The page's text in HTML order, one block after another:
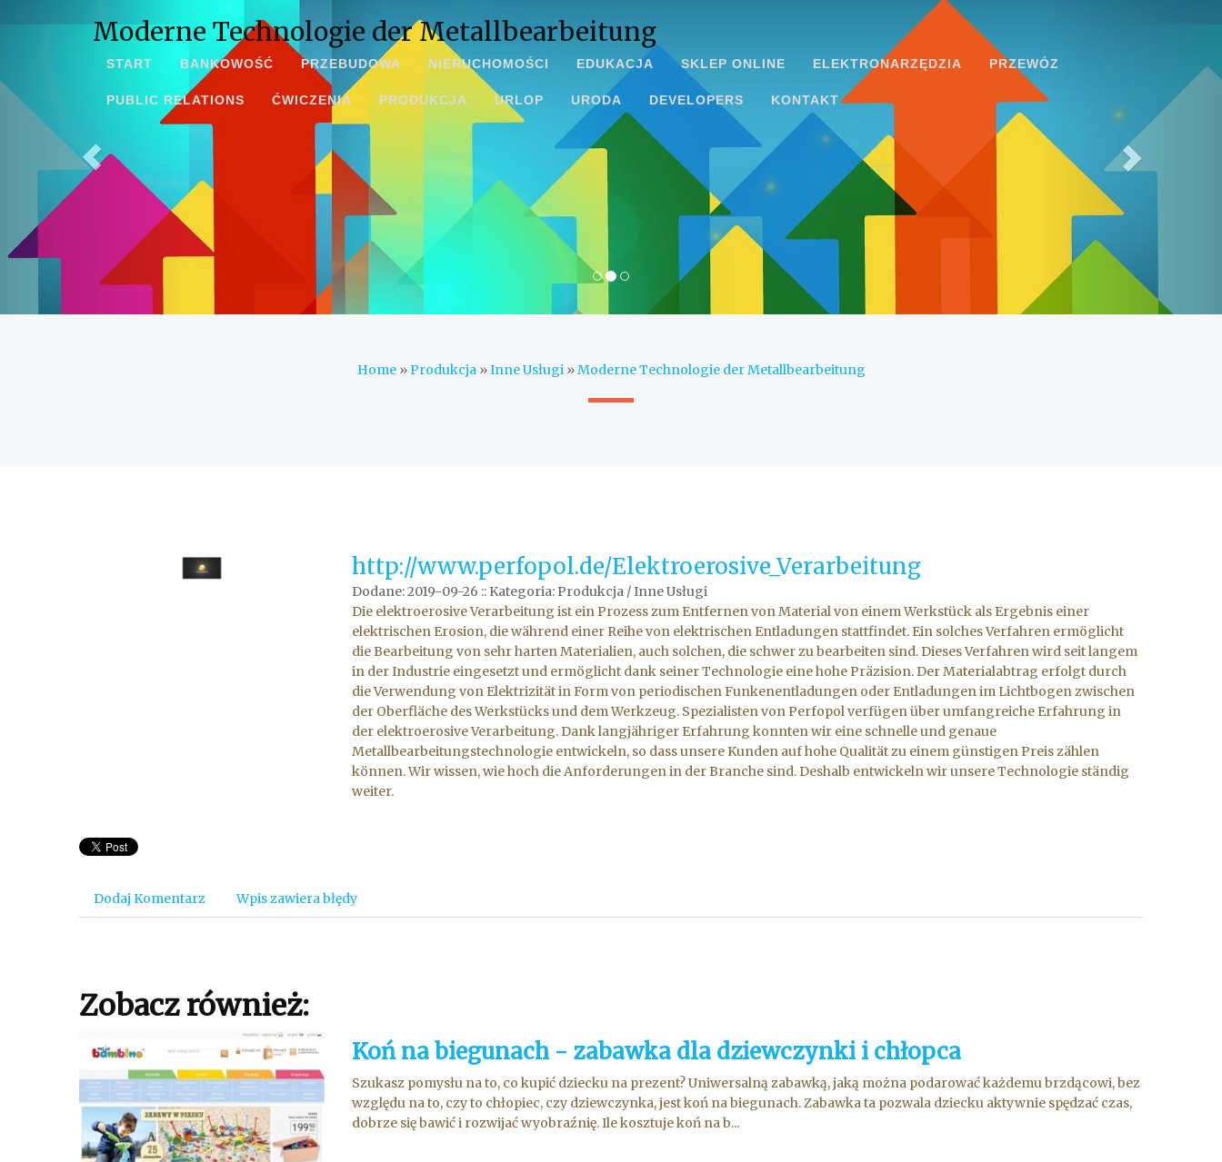
Moderne Technologie der Metallbearbeitung
START BANKOWOŚĆ PRZEBUDOWA NIERUCHOMOŚCI EDUKACJA SKLEP ONLINE ELEKTRONARZĘDZIA PRZEWÓZ
PUBLIC RELATIONS ĆWICZENIA PRODUKCJA URLOP URODA DEVELOPERS KONTAKT
Home»Produkcja»Inne Usługi»Moderne Technologie der Metallbearbeitung
http://www.perfopol.de/Elektroerosive_Verarbeitung
Dodane: 2019-09-26 :: Kategoria: Produkcja / Inne Usługi
Die elektroerosive Verarbeitung ist ein Prozess zum Entfernen von Material von einem Werkstück als Ergebnis einer
elektrischen Erosion, die während einer Reihe von elektrischen Entladungen stattfindet. Ein solches Verfahren ermöglicht
die Bearbeitung von sehr harten Materialien, auch solchen, die schwer zu bearbeiten sind. Dieses Verfahren wird seit langem
in der Industrie eingesetzt und ermöglicht dank seiner Technologie eine hohe Präzision. Der Materialabtrag erfolgt durch
die Verwendung von Elektrizität in Form von periodischen Funkenentladungen oder Entladungen im Lichtbogen zwischen
der Oberfläche des Werkstücks und dem Werkzeug. Spezialisten von Perfopol verfügen über umfangreiche Erfahrung in
der elektroerosive Verarbeitung. Dank langjähriger Erfahrung konnten wir eine schnelle und genaue
Metallbearbeitungstechnologie entwickeln, so dass unsere Kunden auf hohe Qualität zu einem günstigen Preis zählen
können. Wir wissen, wie hoch die Anforderungen in der Branche sind. Deshalb entwickeln wir unsere Technologie ständig
weiter.
Dodaj Komentarz Wpis zawiera błędy
Zobacz również:
Koń na biegunach - zabawka dla dziewczynki i chłopca
Szukasz pomysłu na to, co kupić dziecku na prezent? Uniwersalną zabawką, jaką można podarować każdemu brzdącowi, bez
względu na to, czy to chłopiec, czy dziewczynka, jest koń na biegunach. Zabawka ta pozwala dziecku aktywnie spędzać czas,
dobrze się bawić i rozwijać wyobraźnię. Ile kosztuje koń na b...